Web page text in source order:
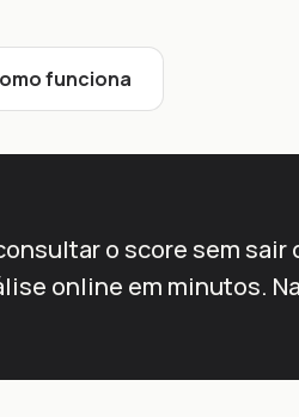
funciona
o score sem sair
online em minutos.